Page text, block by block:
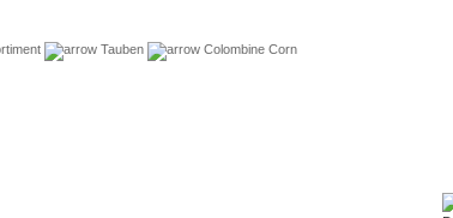
Tauben Colombine Corn